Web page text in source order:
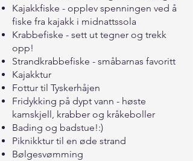
Kajakkfiske - opplev spenningen ved å
fiske fra kajakk i midnattssola
Krabbefiske - sett ut tegner og trekk
opp!
Strandkrabbefiske - småbarnas favoritt
Kajakktur
Fottur til Tyskerhåjen
Fridykking på dypt vann - høste
kamskjell, krabber og kråkeboller
Bading og badstue!:)
Piknikktur til en øde strand
Bølgesvømming